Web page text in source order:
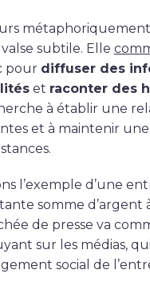
métaphoriquement
subtile. Elle
pour diffuser des
et raconter des
à établir une
et à maintenir
l’exemple d’une
somme d’argent
de presse va
sur les médias,
social de